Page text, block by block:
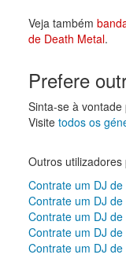
Veja também
de Death Metal.
Prefere
Sinta-se à
Visite todos os
Outros
Contrate um DJ de
Contrate um DJ
Contrate um DJ
Contrate um DJ de
Contrate um DJ